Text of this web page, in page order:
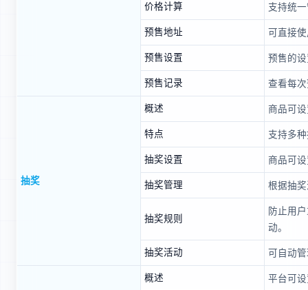
价格计算 支持统
预售地址 可直接
预售设置 预售的
预售记录 查看每
抽奖
概述 商品可
特点 支持多
抽奖设置 商品可
抽奖管理 根据抽
抽奖规则
防止用
动。
抽奖活动 可自动
概述 平台可